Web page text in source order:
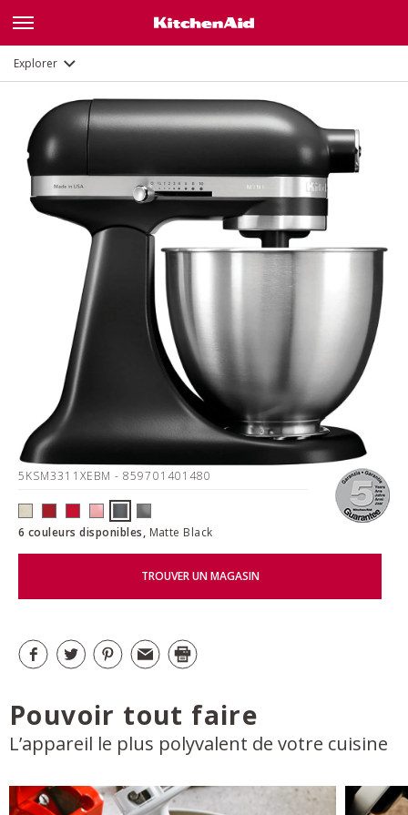
Explorer
5KSM3311XEBM- 859701401480
6 couleurs disponibles, Matte Black
TROUVER UN MAGASIN
Pouvoir tout faire
L’appareil le plus polyvalent de votre cuisine